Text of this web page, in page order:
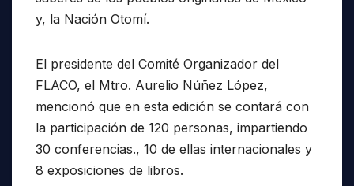
y, la Nación Otomí.
El presidente del Comité Organizador del
FLACO, el Mtro. Aurelio Núñez López,
mencionó que en esta edición se contará con
la participación de 120 personas, impartiendo
30 conferencias., 10 de ellas internacionales y
8 exposiciones de libros.